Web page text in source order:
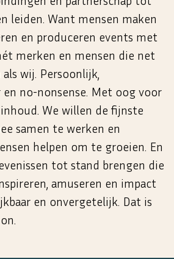
leiden. Want mensen maken
en produceren events met
merken en mensen die net
wij. Persoonlijk,
no-nonsense. Met oog voor
We willen de fijnste
samen te werken en
helpen om te groeien. En
tot stand brengen die
amuseren en impact
en onvergetelijk. Dat is